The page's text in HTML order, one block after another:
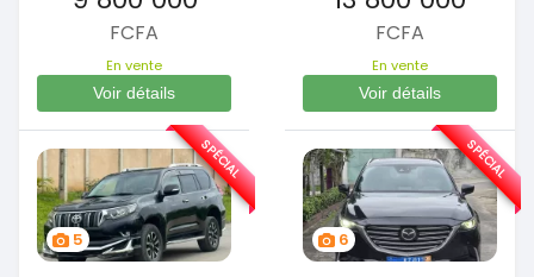
FCFA
En vente
Voir détails
FCFA
En vente
Voir détails
5
SPÉCIAL
6
SPÉCIAL